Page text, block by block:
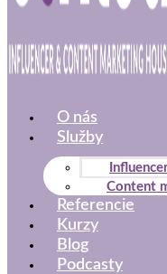
O nás
Služby
Content
Referencie
Kurzy
Blog
Podcasty